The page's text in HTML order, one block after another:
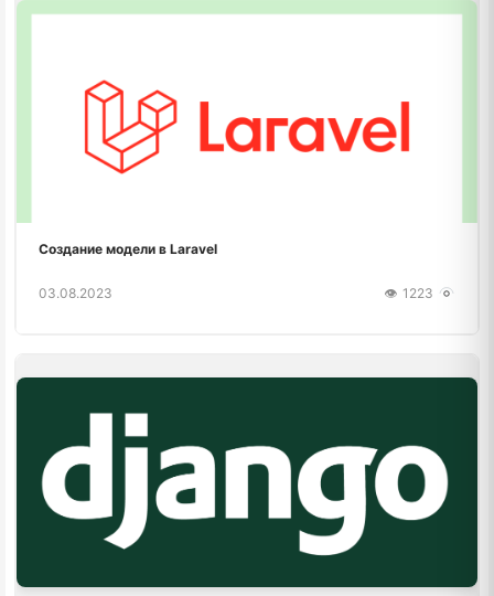
Создание модели в Laravel
03.08.2023 1223